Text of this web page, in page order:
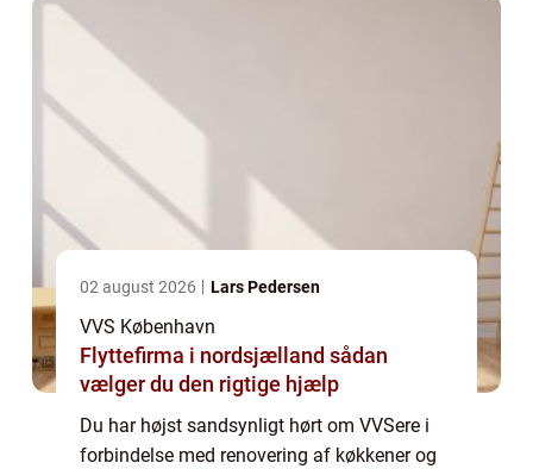
02 august 2026 Lars Pedersen
VVS København
Flyttefirma i nordsjælland sådan
vælger du den rigtige hjælp
Du har højst sandsynligt hørt om VVSere i
forbindelse med renovering af køkkener og